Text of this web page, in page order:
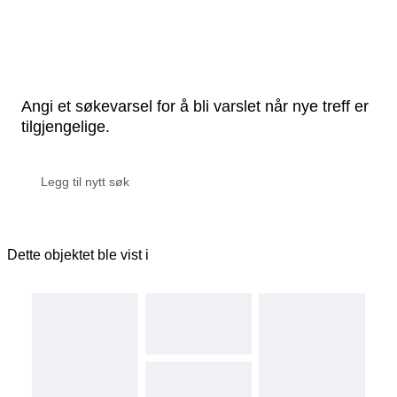
Angi et søkevarsel for å bli varslet når nye treff er
tilgjengelige.
Dette objektet ble vist i